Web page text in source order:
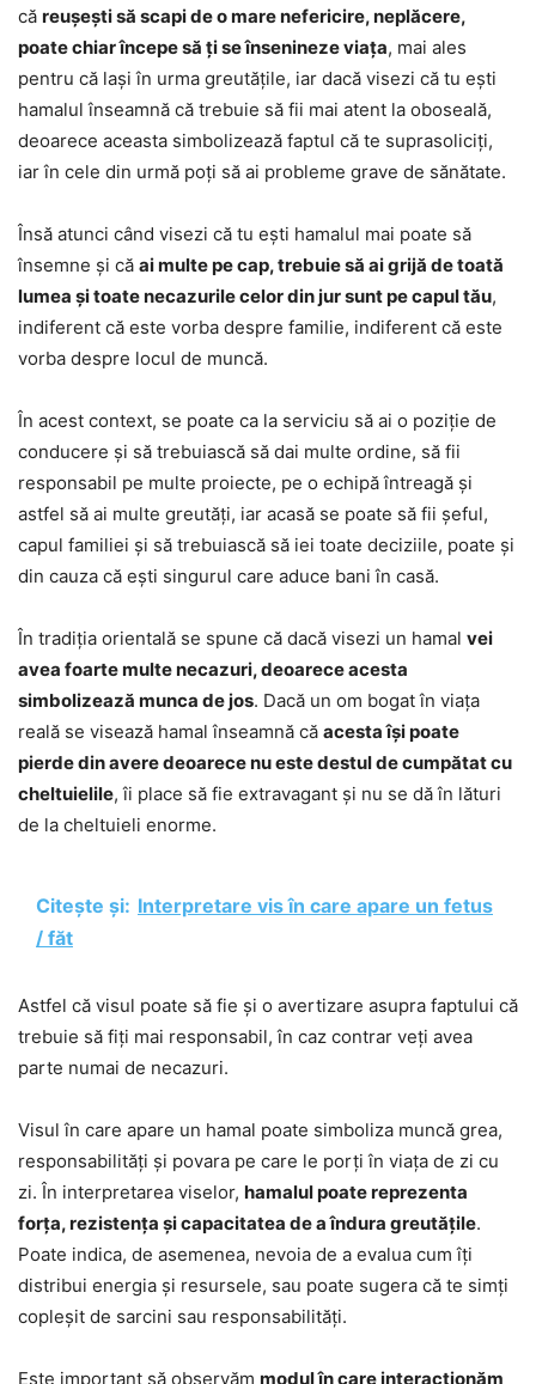
că reușești să scapi de o mare nefericire, neplăcere,
poate chiar începe să ți se însenineze viața, mai ales
pentru că lași în urma greutățile, iar dacă visezi că tu ești
hamalul înseamnă că trebuie să fii mai atent la oboseală,
deoarece aceasta simbolizează faptul că te suprasoliciți,
iar în cele din urmă poți să ai probleme grave de sănătate.
Însă atunci când visezi că tu ești hamalul mai poate să
însemne și că ai multe pe cap, trebuie să ai grijă de toată
lumea și toate necazurile celor din jur sunt pe capul tău,
indiferent că este vorba despre familie, indiferent că este
vorba despre locul de muncă.
În acest context, se poate ca la serviciu să ai o poziție de
conducere și să trebuiască să dai multe ordine, să fii
responsabil pe multe proiecte, pe o echipă întreagă și
astfel să ai multe greutăți, iar acasă se poate să fii șeful,
capul familiei și să trebuiască să iei toate deciziile, poate și
din cauza că ești singurul care aduce bani în casă.
În tradiția orientală se spune că dacă visezi un hamal vei
avea foarte multe necazuri, deoarece acesta
simbolizează munca de jos. Dacă un om bogat în viața
reală se visează hamal înseamnă că acesta își poate
pierde din avere deoarece nu este destul de cumpătat cu
cheltuielile, îi place să fie extravagant și nu se dă în lături
de la cheltuieli enorme.
Citește și: Interpretare vis în care apare un fetus
/ făt
Astfel că visul poate să fie și o avertizare asupra faptului că
trebuie să fiți mai responsabil, în caz contrar veți avea
parte numai de necazuri.
Visul în care apare un hamal poate simboliza muncă grea,
responsabilități și povara pe care le porți în viața de zi cu
zi. În interpretarea viselor, hamalul poate reprezenta
forța, rezistența și capacitatea de a îndura greutățile.
Poate indica, de asemenea, nevoia de a evalua cum îți
distribui energia și resursele, sau poate sugera că te simți
copleșit de sarcini sau responsabilități.
Este important să observăm modul în care interacționăm